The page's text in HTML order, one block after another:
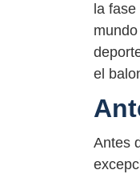
la
el
Antes